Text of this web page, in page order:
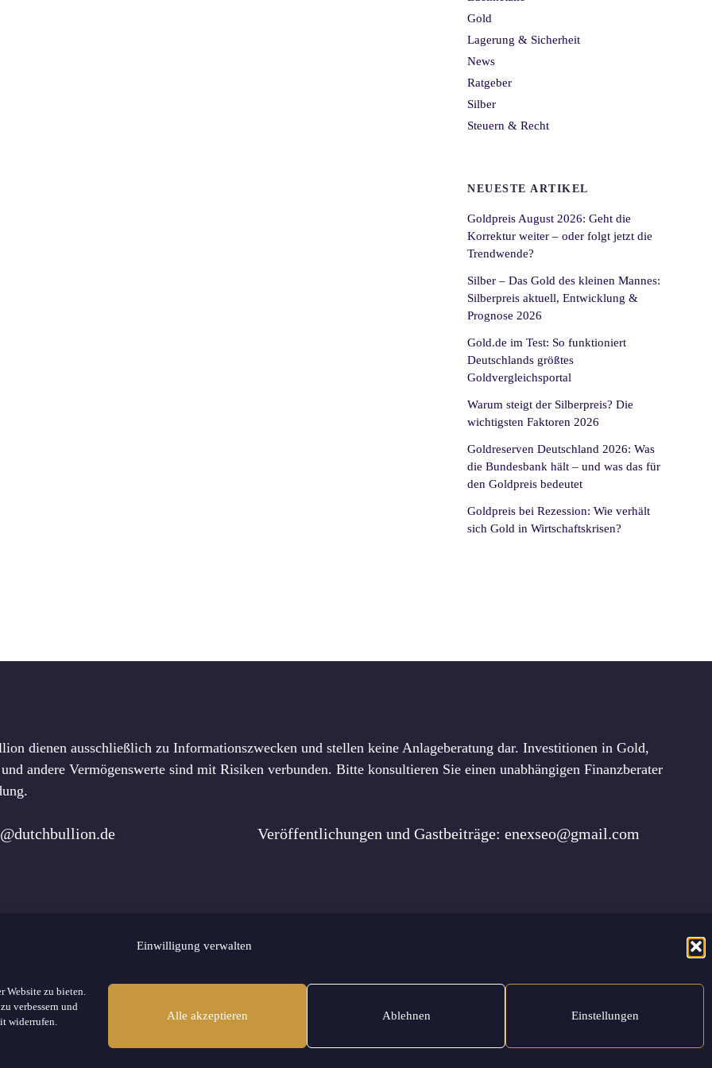
Einwilligung verwalten
Website zu bieten.
verbessern und
widerrufen.
Alle akzeptieren Ablehnen Einstellungen
Gold
Lagerung & Sicherheit
News
Ratgeber
Silber
Steuern & Recht
NEUESTE ARTIKEL
Goldpreis August 2026: Geht die
Korrektur weiter – oder folgt jetzt die
Trendwende?
Silber – Das Gold des kleinen Mannes:
Silberpreis aktuell, Entwicklung &
Prognose 2026
Gold.de im Test: So funktioniert
Deutschlands größtes
Goldvergleichsportal
Warum steigt der Silberpreis? Die
wichtigsten Faktoren 2026
Goldreserven Deutschland 2026: Was
die Bundesbank hält – und was das für
den Goldpreis bedeutet
Goldpreis bei Rezession: Wie verhält
sich Gold in Wirtschaftskrisen?
dienen ausschließlich zu Informationszwecken und stellen keine Anlageberatung dar. Investitionen in Gold,
andere Vermögenswerte sind mit Risiken verbunden. Bitte konsultieren Sie einen unabhängigen Finanzberater
Veröffentlichungen und Gastbeiträge: enexseo@gmail.com
Redaktionelle RichtlinienWerbenKontaktImpressumDatenschutzerklärungNutzungsbedingungenHaftungsausschluss